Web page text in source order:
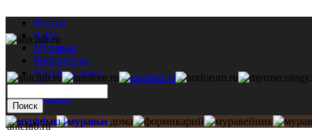
Форум
ЧаВо
Муравьи
Библиотека
Муравьи дома
Мастерская
Каталог
antclub.ru